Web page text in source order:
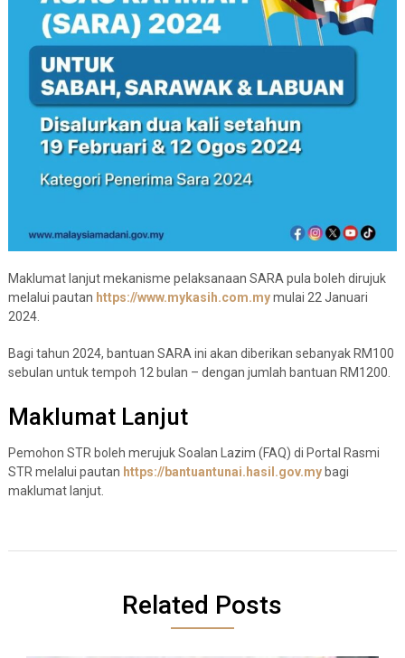
Maklumat lanjut mekanisme pelaksanaan SARA pula boleh dirujuk
melalui pautan https://www.mykasih.com.mymulai 22 Januari
2024.
Bagi tahun 2024, bantuan SARA ini akan diberikan sebanyak RM100
sebulan untuk tempoh 12 bulan – dengan jumlah bantuan RM1200.
Maklumat Lanjut
Pemohon STR boleh merujuk Soalan Lazim (FAQ) di Portal Rasmi
STR melalui pautan https://bantuantunai.hasil.gov.mybagi
maklumat lanjut.
Related Posts